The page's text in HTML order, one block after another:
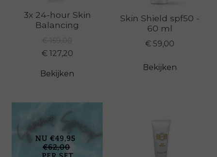
3x 24-hour Skin
Balancing
€ 159,00
€ 127,20
Bekijken
Skin Shield spf50 -
60 ml
€ 59,00
Bekijken